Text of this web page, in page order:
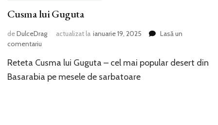
Cusma lui Guguta
deDulceDrag actualizat la ianuarie 19, 2025
Lasă un
comentariu
lui
Guguta
Reteta Cusma lui Guguta – cel mai popular desert din
Basarabia pe mesele de sarbatoare